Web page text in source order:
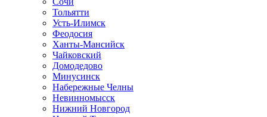
Тольятти
Усть-Илимск
Феодосия
Ханты-Мансийск
Чайковский
Домодедово
Минусинск
Набережные Челны
Невинномысск
Нижний Новгород